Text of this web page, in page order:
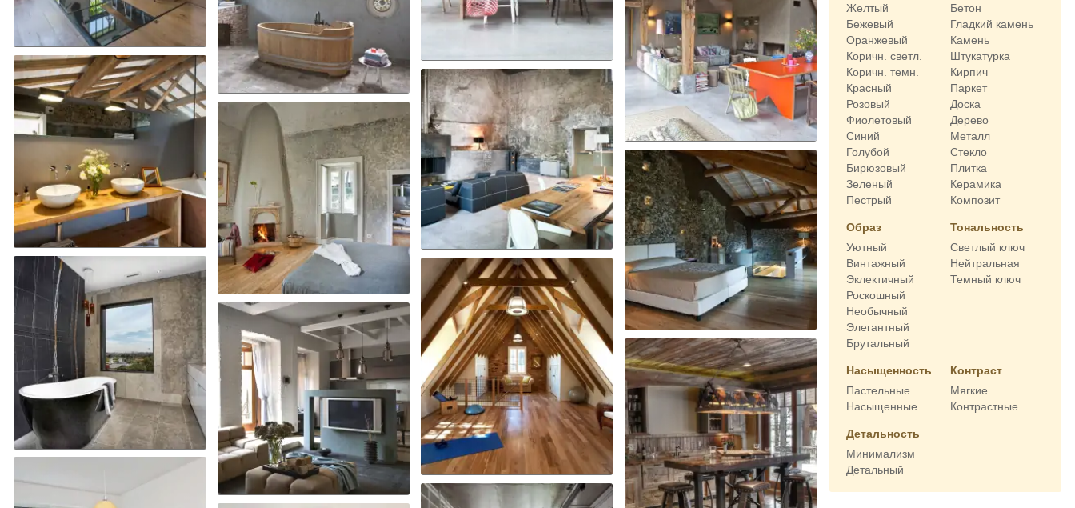
Желтый
Бежевый
Оранжевый
Коричн. светл.
Коричн. темн.
Красный
Розовый
Фиолетовый
Синий
Голубой
Бирюзовый
Зеленый
Пестрый
Бетон
Гладкий камень
Камень
Штукатурка
Кирпич
Паркет
Доска
Дерево
Металл
Стекло
Плитка
Керамика
Композит
Образ
Уютный
Винтажный
Эклектичный
Роскошный
Необычный
Элегантный
Брутальный
Тональность
Светлый ключ
Нейтральная
Темный ключ
Насыщенность
Пастельные
Насыщенные
Контраст
Мягкие
Контрастные
Детальность
Минимализм
Детальный